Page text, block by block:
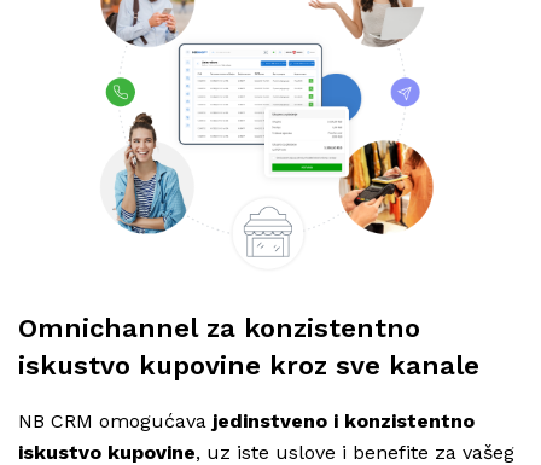
Omnichannel za konzistentno
iskustvo kupovine kroz sve kanale
NB CRM omogućava jedinstveno i konzistentno
iskustvo kupovine, uz iste uslove i benefite za vašeg